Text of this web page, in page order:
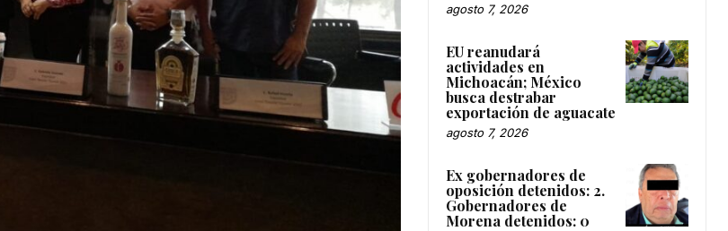
agosto 7, 2026
EU reanudará
actividades en
Michoacán; México
busca destrabar
exportación de aguacate
agosto 7, 2026
Ex gobernadores de
oposición detenidos: 2.
Gobernadores de
Morena detenidos: 0